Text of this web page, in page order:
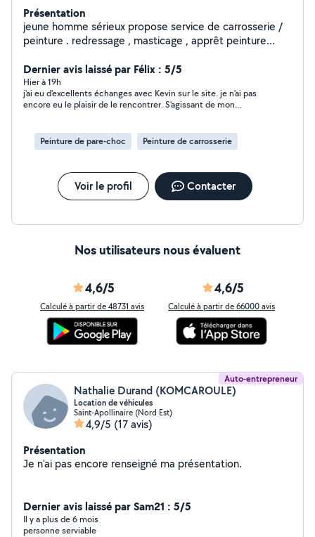
Présentation
jeune homme sérieux propose service de carrosserie /
peinture . redressage , masticage , apprêt peinture
phare peinture complète voiture /moto / scooter etc .
PS : si je ne réponds pas a toute les demandes , c'est
que je ne peux plus répondre .. je ne prend pas
l'abonnement premium .
Dernier avis laissé par Félix : 5/5
Hier à 19h
j'ai eu d'excellents échanges avec Kevin sur le site. je n'ai pas
encore eu le plaisir de le rencontrer. S'agissant de mon
arrangeant, ceci est donc rassurant pour moi et mon projet.je
dois rencontrer Kevin fin septembre pour clôturer la prestation
Peinture de pare-choc Peinture de carrosserie
Voir le profil Contacter
Nos utilisateurs nous évaluent
4,6/5
Calculé à partir de 48731 avis
4,6/5
Calculé à partir de 66000 avis
Auto-entrepreneur
Nathalie Durand (KOMCAROULE)
Location de véhicules
Saint-Apollinaire (Nord Est)
4,9/5 (17 avis)
Présentation
Je n'ai pas encore renseigné ma présentation.
Dernier avis laissé par Sam21 : 5/5
Il y a plus de 6 mois
personne serviable